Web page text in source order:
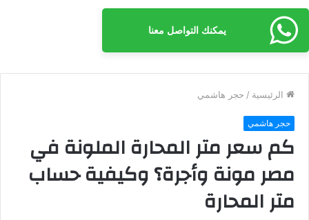
يمكنك التواصل معنا
الرئيسية / حجر هاشمي
حجر هاشمي
كم سعر متر المحارة الملونة في
مصر مونة وأجرة؟ وكيفية حساب
متر المحارة